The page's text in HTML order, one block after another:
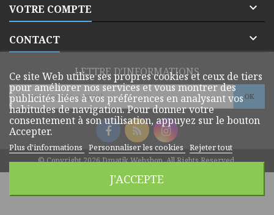
VOTRE COMPTE 
CONTACT 
Ce site Web utilise ses propres cookies et ceux de tiers
pour améliorer nos services et vous montrer des
publicités liées à vos préférences en analysant vos
habitudes de navigation. Pour donner votre
consentement à son utilisation, appuyez sur le bouton
Accepter.
Plus d'informations Personnaliser les cookies Rejeter tout
J'ACCEPTE
LETTRE D'INFORMATIONS
© Copyright 2026 Dmatik Webshop. All Rights Reserved.